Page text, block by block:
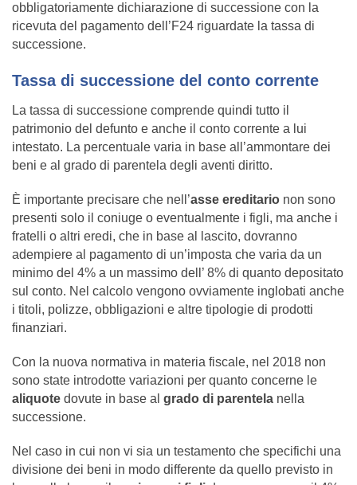
obbligatoriamente dichiarazione di successione con la
ricevuta del pagamento dell’F24 riguardate la tassa di
successione.
Tassa di successione del conto corrente
La tassa di successione comprende quindi tutto il
patrimonio del defunto e anche il conto corrente a lui
intestato. La percentuale varia in base all’ammontare dei
beni e al grado di parentela degli aventi diritto.
È importante precisare che nell’asse ereditario non sono
presenti solo il coniuge o eventualmente i figli, ma anche i
fratelli o altri eredi, che in base al lascito, dovranno
adempiere al pagamento di un’imposta che varia da un
minimo del 4% a un massimo dell’ 8% di quanto depositato
sul conto. Nel calcolo vengono ovviamente inglobati anche
i titoli, polizze, obbligazioni e altre tipologie di prodotti
finanziari.
Con la nuova normativa in materia fiscale, nel 2018 non
sono state introdotte variazioni per quanto concerne le
aliquote dovute in base al grado di parentela nella
successione.
Nel caso in cui non vi sia un testamento che specifichi una
divisione dei beni in modo differente da quello previsto in